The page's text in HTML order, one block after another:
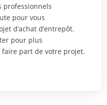
professionnels
pour vous
d’achat d’entrepôt.
pour plus
part de votre projet.